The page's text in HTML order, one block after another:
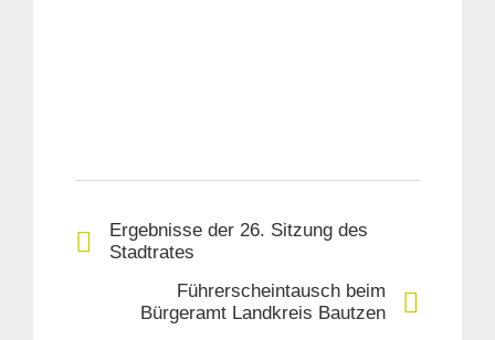
Ergebnisse der 26. Sitzung des
Stadtrates
Führerscheintausch beim
Bürgeramt Landkreis Bautzen